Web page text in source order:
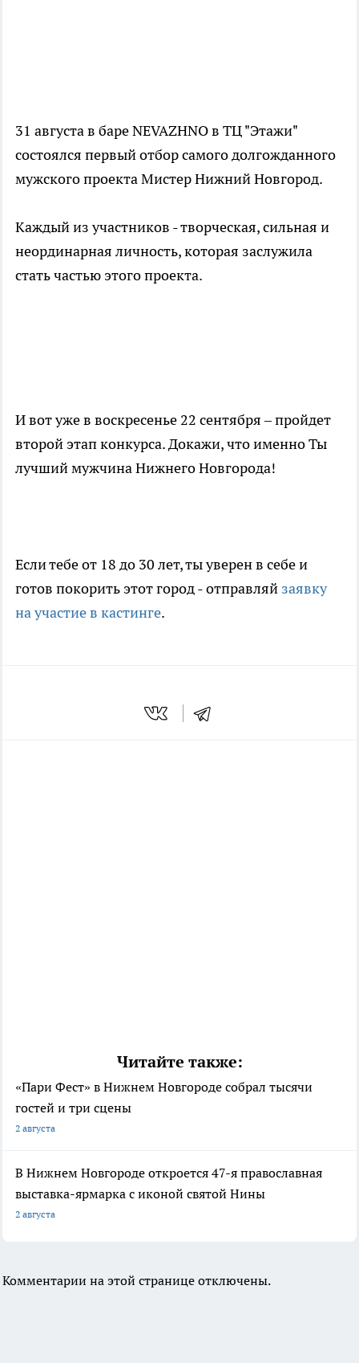
31 августа в баре NEVAZHNO в ТЦ "Этажи"
состоялся первый отбор самого долгожданного
мужского проекта Мистер Нижний Новгород.
Каждый из участников - творческая, сильная и
неординарная личность, которая заслужила
стать частью этого проекта.
И вот уже в воскресенье 22 сентября – пройдет
второй этап конкурса. Докажи, что именно Ты
лучший мужчина Нижнего Новгорода!
Если тебе от 18 до 30 лет, ты уверен в себе и
готов покорить этот город - отправляй заявку
на участие в кастинге.
Читайте также:
«Пари Фест» в Нижнем Новгороде собрал тысячи
гостей и три сцены
2 августа
В Нижнем Новгороде откроется 47-я православная
выставка-ярмарка с иконой святой Нины
2 августа
Комментарии на этой странице отключены.